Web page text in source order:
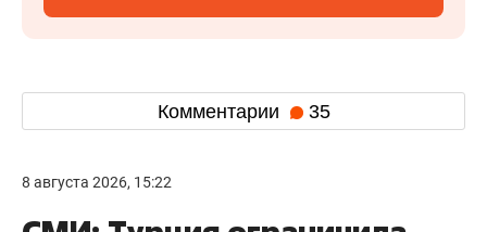
Комментарии 35
8 августа 2026, 15:22